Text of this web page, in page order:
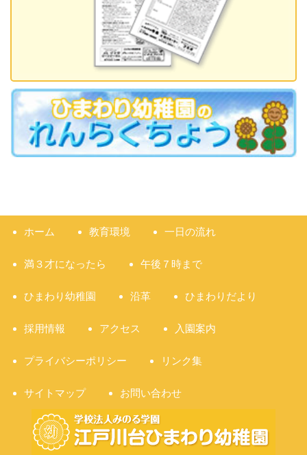
ホーム 教育環境 一日の流れ
満３才になったら 午後７時まで
ひまわり幼稚園 沿革 ひまわりだより
採用情報 アクセス 入園案内
プライバシーポリシー リンク集
サイトマップ お問い合わせ